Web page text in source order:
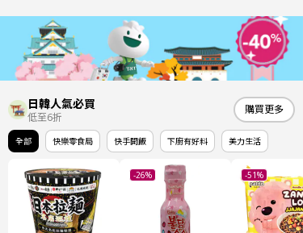
日韓人氣必買
低至6折
購買更多
全部 快樂零食局 快手開飯 下廚有好料 美力生活
-26% -51%